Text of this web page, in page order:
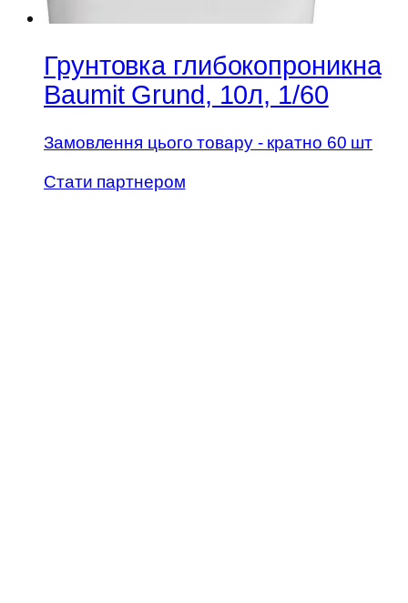
Грунтовка глибокопроникна
Baumit Grund, 10л, 1/60
Замовлення цього товару - кратно 60 шт
Стати партнером